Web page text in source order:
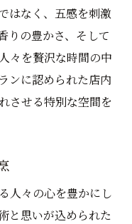
はなく、五感を刺激
りの豊かさ、そして
々を贅沢な時間の中
ンに認められた店内
させる特別な空間を
人々の心を豊かにし
と思いが込められた